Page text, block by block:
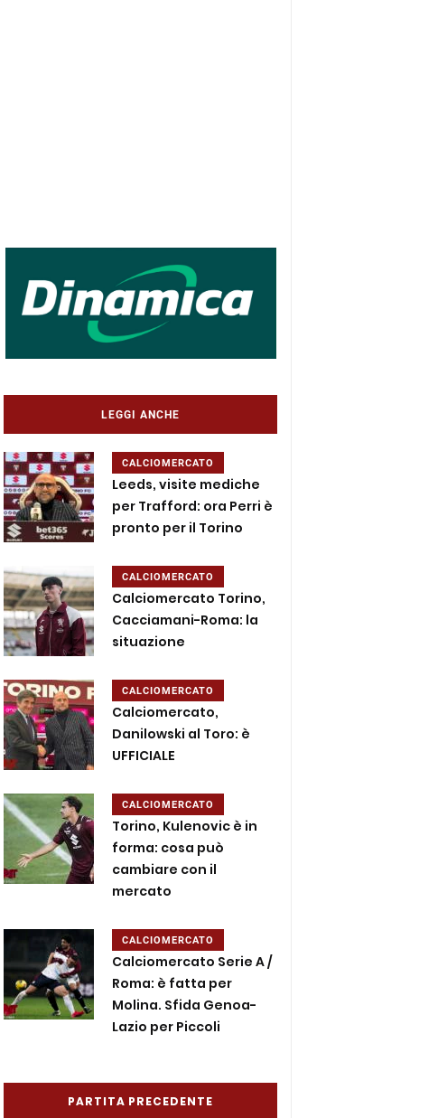
LEGGI ANCHE
CALCIOMERCATO
Leeds, visite mediche
per Trafford: ora Perri è
pronto per il Torino
CALCIOMERCATO
Calciomercato Torino,
Cacciamani-Roma: la
situazione
CALCIOMERCATO
Calciomercato,
Danilowski al Toro: è
UFFICIALE
CALCIOMERCATO
Torino, Kulenovic è in
forma: cosa può
cambiare con il
mercato
CALCIOMERCATO
Calciomercato Serie A /
Roma: è fatta per
Molina. Sfida Genoa-
Lazio per Piccoli
PARTITA PRECEDENTE